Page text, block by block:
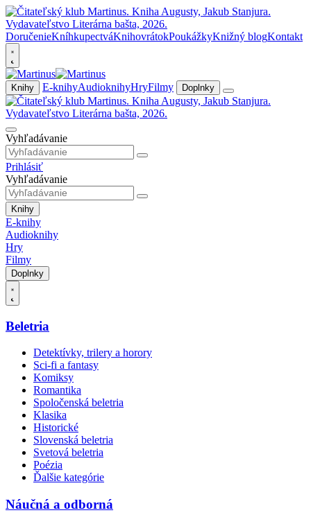
DoručenieKníhkupectváKnihovrátokPoukážkyKnižný blogKontakt
Knihy E-knihyAudioknihyHryFilmy Doplnky
Vyhľadávanie
Prihlásiť
Vyhľadávanie
Knihy
E-knihy
Audioknihy
Hry
Filmy
Doplnky
Beletria
Detektívky, trilery a horory
Sci-fi a fantasy
Komiksy
Romantika
Spoločenská beletria
Klasika
Historické
Slovenská beletria
Svetová beletria
Poézia
Ďalšie kategórie
Náučná a odborná